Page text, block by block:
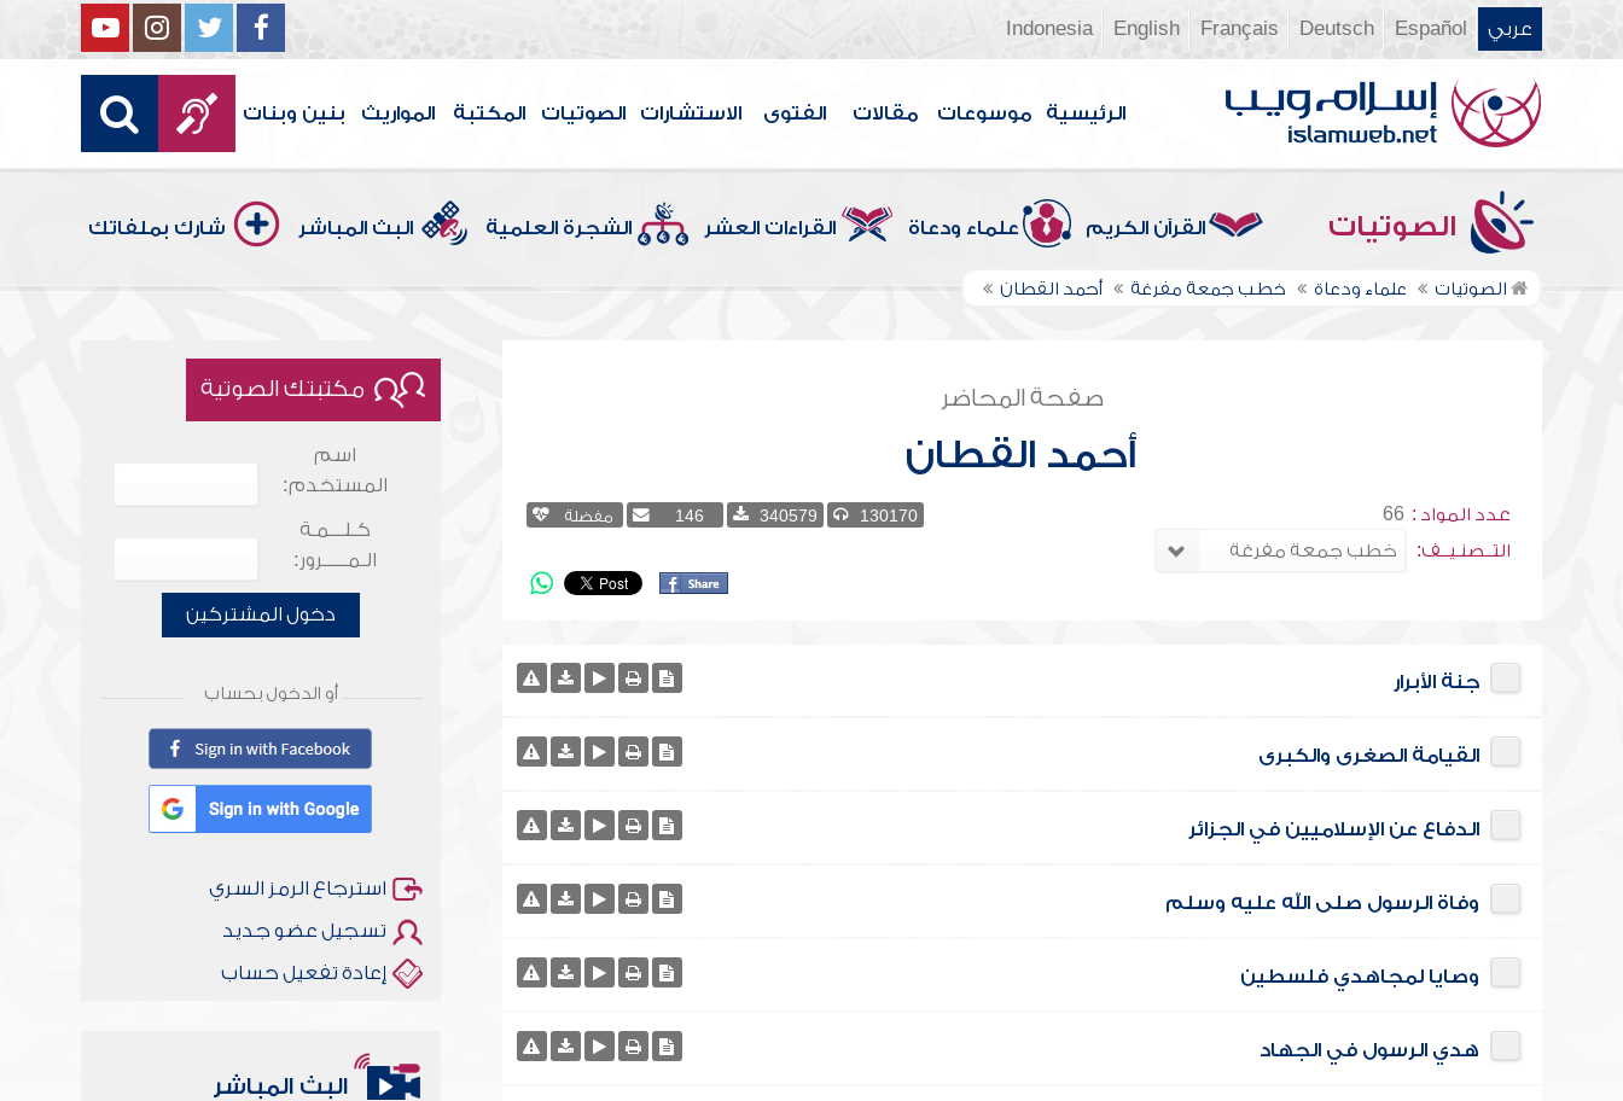
عربي Español
Deutsch
Français
English
Indonesia
الرئيسية موسوعات مقالات الفتوى الاستشارات الصوتيات المكتبة المواريث بنين وبنات
الصوتيات القرآن الكريم علماء ودعاة القراءات العشر الشجرة العلمية البث المباشر شارك بملفاتك
الصوتيات علماء ودعاة خطب جمعة مفرغة أحمد القطان
صفحة المحاضر
أحمد القطان
عدد المواد : 66
التــصنـيــف:
130170
340579
146 مفضلة
جنة الأبرار
القيامة الصغرى والكبرى
الدفاع عن الإسلاميين في الجزائر
وفاة الرسول صلى الله عليه وسلم
وصايا لمجاهدي فلسطين
هدي الرسول في الجهاد
مكتبتك الصوتية
اسم
المستخدم:
كـلـــمـة
الـمـــــرور:
دخول المشتركين
أو الدخول بحساب
استرجاع الرمز السري
تسجيل عضو جديد
إعادة تفعيل حساب
البث المباشر